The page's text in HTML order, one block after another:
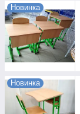
Новинка
Новинка